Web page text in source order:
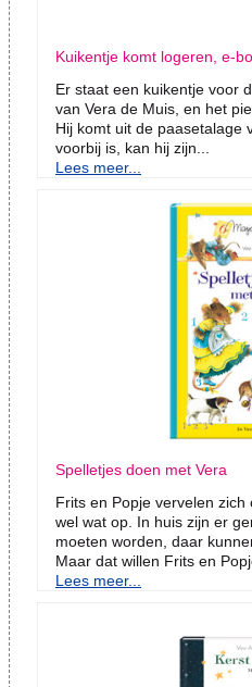
Kuikentje komt logeren, e-
Er staat een kuikentje voor
van Vera de Muis, en het
Hij komt uit de paasetalage
voorbij is, kan hij zijn...
Lees meer...
Spelletjes doen met Vera
Frits en Popje vervelen
wel wat op. In huis zijn er
moeten worden, daar
Maar dat willen Frits en
Lees meer...